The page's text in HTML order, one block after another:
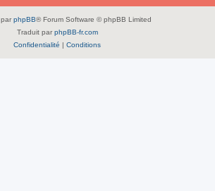
phpBB® Forum Software © phpBB Limited
Traduit par phpBB-fr.com
Confidentialité | Conditions